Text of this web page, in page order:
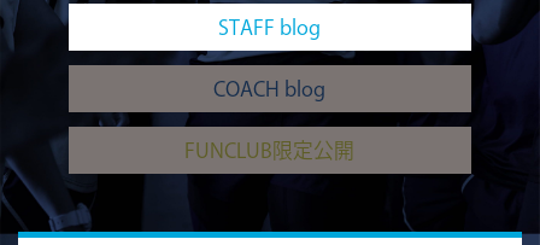
STAFF blog
COACH blog
FUNCLUB限定公開